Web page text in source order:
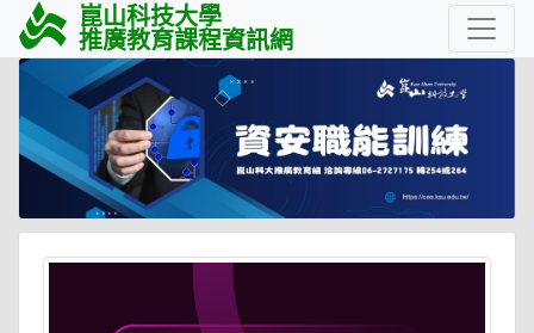
崑山科技大學
推廣教育課程資訊網